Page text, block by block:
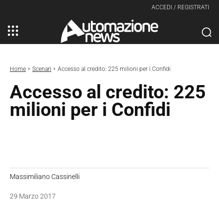
ACCEDI / REGISTRATI
Home Scenari Accesso al credito: 225 milioni per i Confidi
Accesso al credito: 225
milioni per i Confidi
Massimiliano Cassinelli
29 Marzo 2017